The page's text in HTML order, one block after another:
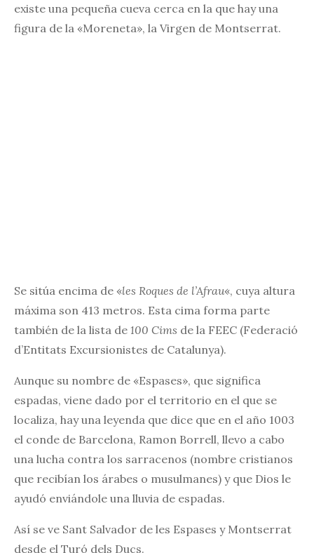
existe una pequeña cueva cerca en la que hay una
figura de la «Moreneta», la Virgen de Montserrat.
Se sitúa encima de «les Roques de l’Afrau«, cuya altura
máxima son 413 metros. Esta cima forma parte
también de la lista de 100 Cims de la FEEC (Federació
d’Entitats Excursionistes de Catalunya).
Aunque su nombre de «Espases», que significa
espadas, viene dado por el territorio en el que se
localiza, hay una leyenda que dice que en el año 1003
el conde de Barcelona, Ramon Borrell, llevo a cabo
una lucha contra los sarracenos (nombre cristianos
que recibían los árabes o musulmanes) y que Dios le
ayudó enviándole una lluvia de espadas.
Así se ve Sant Salvador de les Espases y Montserrat
desde el Turó dels Ducs.